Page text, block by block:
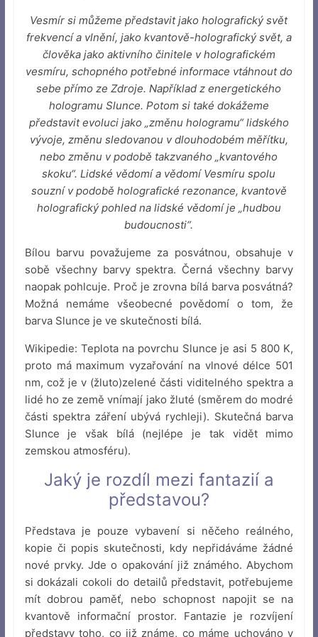
Vesmír si můžeme představit jako holografický svět
frekvencí a vlnění, jako kvantově-holografický svět, a
člověka jako aktivního činitele v holografickém
vesmíru, schopného potřebné informace vtáhnout do
sebe přímo ze Zdroje. Například z energetického
hologramu Slunce. Potom si také dokážeme
představit evoluci jako „změnu hologramu“ lidského
vývoje, změnu sledovanou v dlouhodobém měřítku,
nebo změnu v podobě takzvaného „kvantového
skoku“. Lidské vědomí a vědomí Vesmíru spolu
souzní v podobě holografické rezonance, kvantově
holografický pohled na lidské vědomí je „hudbou
budoucnosti“.
Bílou barvu považujeme za posvátnou, obsahuje v
sobě všechny barvy spektra. Černá všechny barvy
naopak pohlcuje. Proč je zrovna bílá barva posvátná?
Možná nemáme všeobecné povědomí o tom, že
barva Slunce je ve skutečnosti bílá.
Wikipedie: Teplota na povrchu Slunce je asi 5 800 K,
proto má maximum vyzařování na vlnové délce 501
nm, což je v (žluto)zelené části viditelného spektra a
lidé ho ze země vnímají jako žluté (směrem do modré
části spektra záření ubývá rychleji). Skutečná barva
Slunce je však bílá (nejlépe je tak vidět mimo
zemskou atmosféru).
Jaký je rozdíl mezi fantazií a
představou?
Představa je pouze vybavení si něčeho reálného,
kopie či popis skutečnosti, kdy nepřidáváme žádné
nové prvky. Jde o opakování již známého. Abychom
si dokázali cokoli do detailů představit, potřebujeme
mít dobrou paměť, nebo schopnost napojit se na
kvantově informační prostor. Fantazie je rozvíjení
představy toho, co již známe, co máme uchováno v